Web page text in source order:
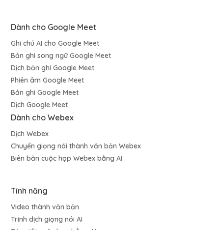
Dành cho Google Meet
Ghi chú AI cho Google Meet
Bản ghi song ngữ Google Meet
Dịch bản ghi Google Meet
Phiên âm Google Meet
Bản ghi Google Meet
Dịch Google Meet
Dành cho Webex
Dịch Webex
Chuyển giọng nói thành văn bản Webex
Biên bản cuộc họp Webex bằng AI
Tính năng
Video thành văn bản
Trình dịch giọng nói AI